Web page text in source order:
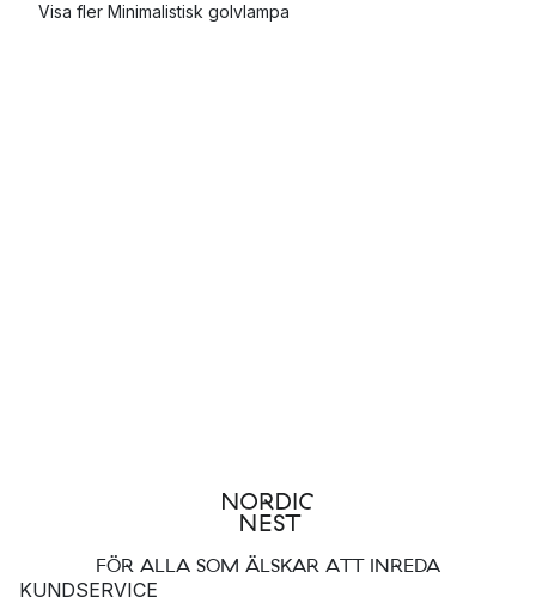
Visa fler Minimalistisk golvlampa
FÖR ALLA SOM ÄLSKAR ATT INREDA
KUNDSERVICE